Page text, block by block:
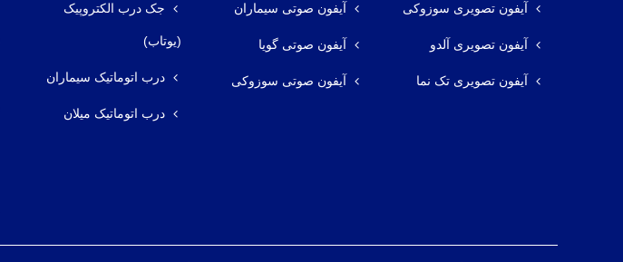
آیفون تصویری سوزوکی
آیفون تصویری آلدو
آیفون تصویری تک نما
آیفون صوتی سیماران
آیفون صوتی گویا
آیفون صوتی سوزوکی
جک درب الکتروپیک
(یوتاب)
درب اتوماتیک سیماران
درب اتوماتیک میلان